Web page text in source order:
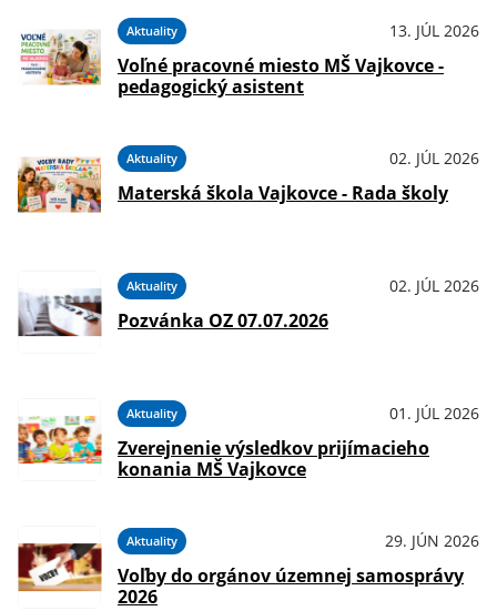
Aktuality 13. JÚL 2026
Voľné pracovné miesto MŠ Vajkovce -
pedagogický asistent
Aktuality 02. JÚL 2026
Materská škola Vajkovce - Rada školy
Aktuality 02. JÚL 2026
Pozvánka OZ 07.07.2026
Aktuality 01. JÚL 2026
Zverejnenie výsledkov prijímacieho
konania MŠ Vajkovce
Aktuality 29. JÚN 2026
Voľby do orgánov územnej samosprávy
2026